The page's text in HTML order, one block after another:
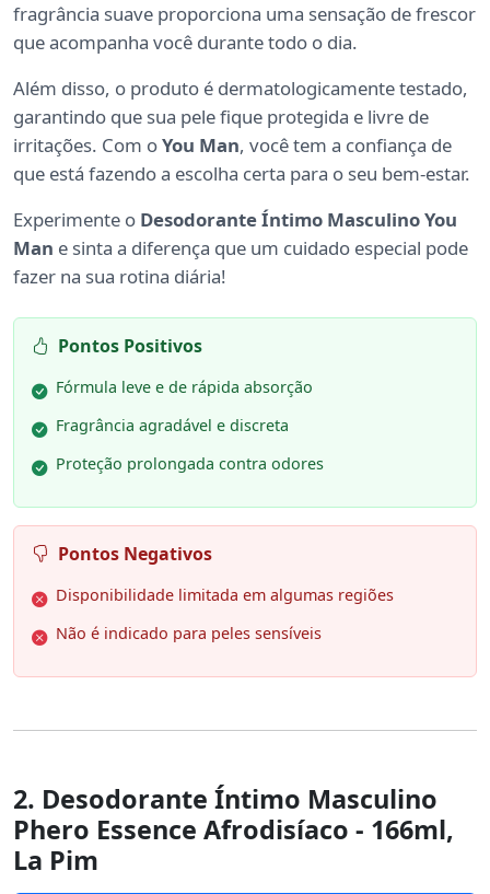
fragrância suave proporciona uma sensação de frescor
que acompanha você durante todo o dia.
Além disso, o produto é dermatologicamente testado,
garantindo que sua pele fique protegida e livre de
irritações. Com oYou Man, você tem a confiança de
que está fazendo a escolha certa para o seu bem-estar.
Experimente o Desodorante Íntimo Masculino You
Man e sinta a diferença que um cuidado especial pode
fazer na sua rotina diária!
Pontos Positivos
Fórmula leve e de rápida absorção
Fragrância agradável e discreta
Proteção prolongada contra odores
Pontos Negativos
Disponibilidade limitada em algumas regiões
Não é indicado para peles sensíveis
2. Desodorante Íntimo Masculino
Phero Essence Afrodisíaco - 166ml,
La Pim